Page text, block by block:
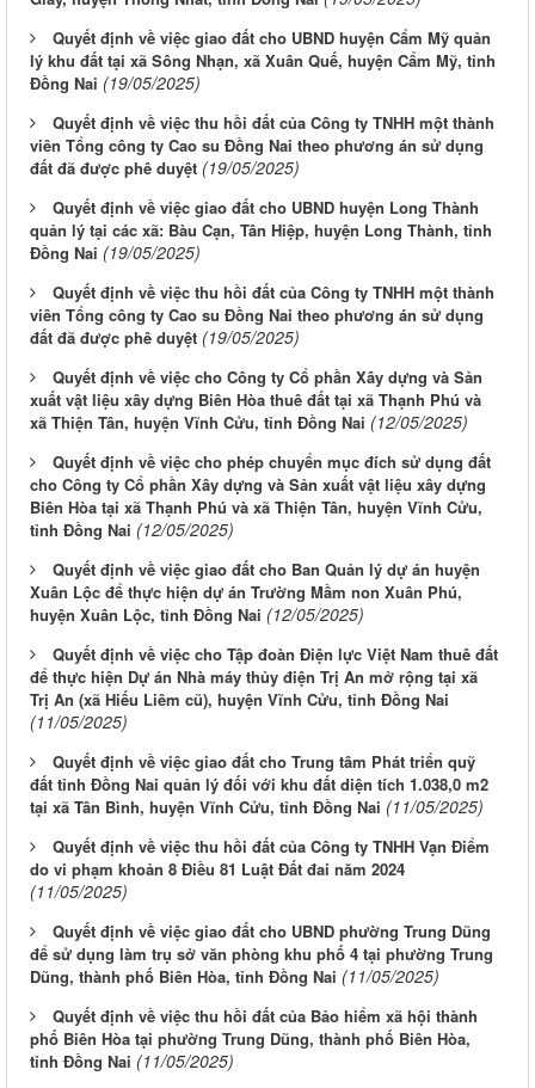
Quyết định về việc giao đất cho UBND huyện Cẩm Mỹ quản
lý khu đất tại xã Sông Nhạn, xã Xuân Quế, huyện Cẩm Mỹ, tỉnh
Đồng Nai (19/05/2025)
Quyết định về việc thu hồi đất của Công ty TNHH một thành
viên Tổng công ty Cao su Đồng Nai theo phương án sử dụng
đất đã được phê duyệt (19/05/2025)
Quyết định về việc giao đất cho UBND huyện Long Thành
quản lý tại các xã: Bàu Cạn, Tân Hiệp, huyện Long Thành, tỉnh
Đồng Nai (19/05/2025)
Quyết định về việc thu hồi đất của Công ty TNHH một thành
viên Tổng công ty Cao su Đồng Nai theo phương án sử dụng
đất đã được phê duyệt (19/05/2025)
Quyết định về việc cho Công ty Cổ phần Xây dựng và Sản
xuất vật liệu xây dựng Biên Hòa thuê đất tại xã Thạnh Phú và
xã Thiện Tân, huyện Vĩnh Cửu, tỉnh Đồng Nai (12/05/2025)
Quyết định về việc cho phép chuyển mục đích sử dụng đất
cho Công ty Cổ phần Xây dựng và Sản xuất vật liệu xây dựng
Biên Hòa tại xã Thạnh Phú và xã Thiện Tân, huyện Vĩnh Cửu,
tỉnh Đồng Nai (12/05/2025)
Quyết định về việc giao đất cho Ban Quản lý dự án huyện
Xuân Lộc để thực hiện dự án Trường Mầm non Xuân Phú,
huyện Xuân Lộc, tỉnh Đồng Nai (12/05/2025)
Quyết định về việc cho Tập đoàn Điện lực Việt Nam thuê đất
để thực hiện Dự án Nhà máy thủy điện Trị An mở rộng tại xã
Trị An (xã Hiếu Liêm cũ), huyện Vĩnh Cửu, tỉnh Đồng Nai
(11/05/2025)
Quyết định về việc giao đất cho Trung tâm Phát triển quỹ
đất tỉnh Đồng Nai quản lý đối với khu đất diện tích 1.038,0 m2
tại xã Tân Bình, huyện Vĩnh Cửu, tỉnh Đồng Nai (11/05/2025)
Quyết định về việc thu hồi đất của Công ty TNHH Vạn Điểm
do vi phạm khoản 8 Điều 81 Luật Đất đai năm 2024
(11/05/2025)
Quyết định về việc giao đất cho UBND phường Trung Dũng
để sử dụng làm trụ sở văn phòng khu phố 4 tại phường Trung
Dũng, thành phố Biên Hòa, tỉnh Đồng Nai (11/05/2025)
Quyết định về việc thu hồi đất của Bảo hiểm xã hội thành
phố Biên Hòa tại phường Trung Dũng, thành phố Biên Hòa,
tỉnh Đồng Nai (11/05/2025)